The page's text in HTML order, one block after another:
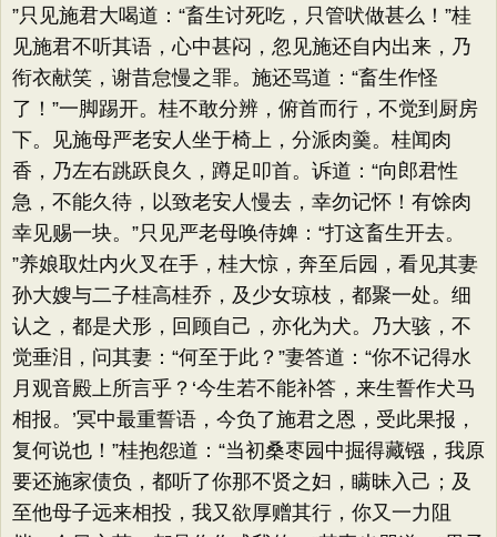
”只见施君大喝道：​“畜生讨死吃，只管吠做甚么！”桂
见施君不听其语，心中甚闷，忽见施还自内出来，乃
衔衣献笑，谢昔怠慢之罪。施还骂道：​“畜生作怪
了！”一脚踢开。桂不敢分辨，俯首而行，不觉到厨房
下。见施母严老安人坐于椅上，分派肉羹。桂闻肉
香，乃左右跳跃良久，蹲足叩首。诉道：​“向郎君性
急，不能久待，以致老安人慢去，幸勿记怀！有馀肉
幸见赐一块。​”只见严老母唤侍婢：​“打这畜生开去。​
”养娘取灶内火叉在手，桂大惊，奔至后园，看见其妻
孙大嫂与二子桂高桂乔，及少女琼枝，都聚一处。细
认之，都是犬形，回顾自己，亦化为犬。乃大骇，不
觉垂泪，问其妻：​“何至于此？​”妻答道：​“你不记得水
月观音殿上所言乎？‘今生若不能补答，来生誓作犬马
相报。’冥中最重誓语，今负了施君之恩，受此果报，
复何说也！”桂抱怨道：​“当初桑枣园中掘得藏镪，我原
要还施家债负，都听了你那不贤之妇，瞒昧入己；及
至他母子远来相投，我又欲厚赠其行，你又一力阻